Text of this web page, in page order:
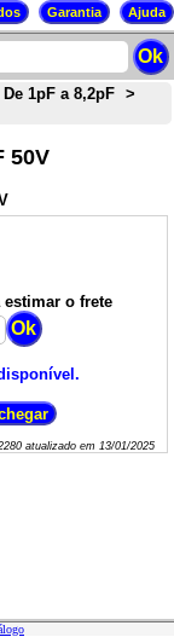
De 1pF a 8,2pF
>
50V
estimar o frete
atualizado em 13/01/2025